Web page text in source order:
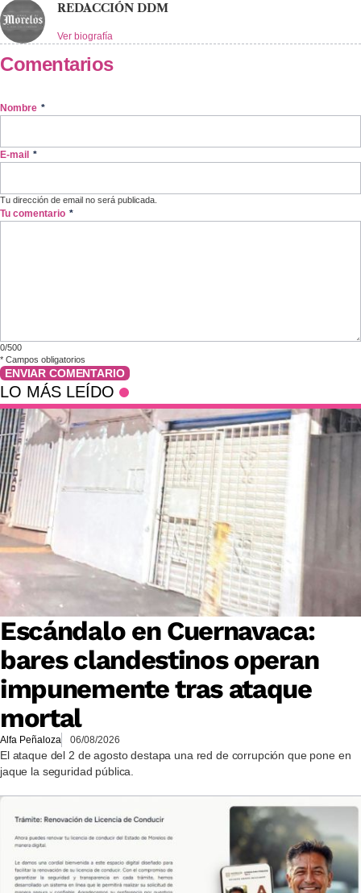
REDACCIÓN DDM
Ver biografía
Comentarios
Nombre *
E-mail *
Tu dirección de email no será publicada.
Tu comentario *
0/500
* Campos obligatorios
ENVIAR COMENTARIO
LO MÁS LEÍDO
Escándalo en Cuernavaca:
bares clandestinos operan
impunemente tras ataque
mortal
Alfa Peñaloza 06/08/2026
El ataque del 2 de agosto destapa una red de corrupción que pone en
jaque la seguridad pública.